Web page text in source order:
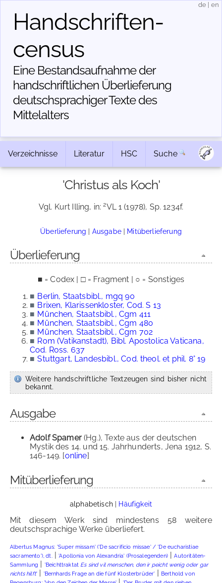
Handschriften­
census
Eine Bestandsaufnahme der
handschriftlichen Über­lieferung
deutschsprachiger Texte des
Mittelalters
de en
Verzeichnisse Literatur HSC Suche
'Christus als Koch'
Vgl. Kurt Illing, in:2VL 1 (1978), Sp. 1234f.
Überlieferung | Ausgabe| Mitüberlieferung
Überlieferung
■ = Codex | □ = Fragment | ○ = Sonstiges
■ Berlin, Staatsbibl., mgq 90
■ Brixen, Klarissenkloster, Cod. S 13
■ München, Staatsbibl., Cgm 411
■ München, Staatsbibl., Cgm 480
■ München, Staatsbibl., Cgm 702
■ Rom (Vatikanstadt), Bibl. Apostolica Vaticana,
Cod. Ross. 637
■ Stuttgart, Landesbibl., Cod. theol. et phil. 8° 19
Weitere handschriftliche Textzeugen sind bisher nicht
bekannt.
Ausgabe
Adolf Spamer(Hg.), Texte aus der deutschen
Mystik des 14. und 15. Jahrhunderts, Jena 1912, S.
146-149. [online]
Mitüberlieferung
alphabetisch| Häufigkeit
Mit diesem Werk sind mindestens 58 weitere
deutschsprachige Werke überliefert.
Albertus Magnus: 'Super missam' ('De sacrificio missae' / 'De eucharistiae
sacramento'), dt.|'Apollonia von Alexandria' (Prosalegenden)|Autoritäten-
Sammlung | 'Beichttraktat Es sind vil menschen, den ir peicht wenig oder gar
nichts hilft' | 'Bernhards Frage an die fünf Klosterbrüder' | Berthold von